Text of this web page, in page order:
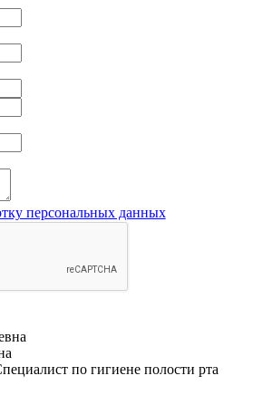
персональных данных
по гигиене полости рта